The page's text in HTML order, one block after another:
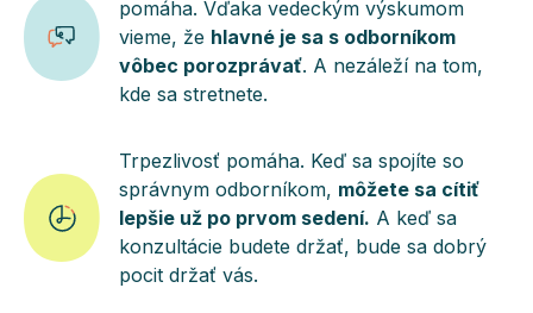
pomáha. Vďaka vedeckým výskumom
vieme, že hlavné je sa s odborníkom
vôbec porozprávať. A nezáleží na tom,
kde sa stretnete.
Trpezlivosť pomáha. Keď sa spojíte so
správnym odborníkom, môžete sa cítiť
lepšie už po prvom sedení. A keď sa
konzultácie budete držať, bude sa dobrý
pocit držať vás.